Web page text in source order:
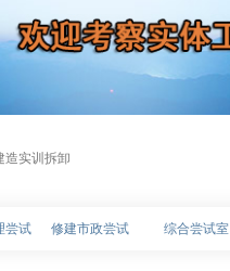
造实训拆卸
尝试 修建市政尝试 综合尝试室